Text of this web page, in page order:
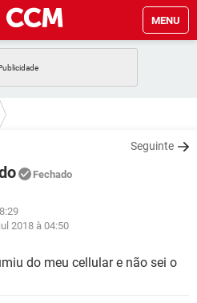
MENU
GMAIL
WHATSAPP
EXCEL
GMAIL
EXCEL
WHATSAPP
Seguinte
Fechado
2018 à 04:50
do meu cellular e não sei o